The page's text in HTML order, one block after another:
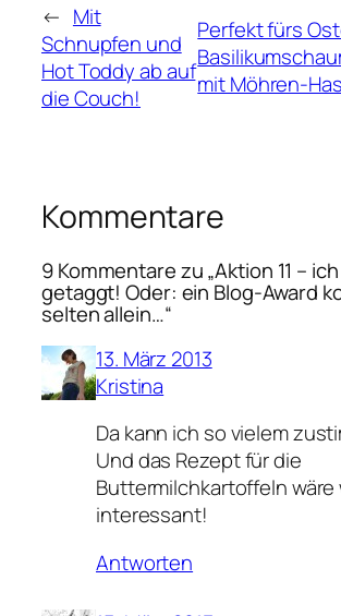
← Mit
Schnupfen und
Hot Toddy ab auf
die Couch!
Perfekt fürs
mit Möhren-
Kommentare
9 Kommentare zu „Aktion 11 –
getaggt! Oder: ein Blog-Award
selten allein…“
13. März 2013
Kristina
Da kann ich so vielem
Und das Rezept für die
Buttermilchkartoffeln wäre
interessant!
Antworten